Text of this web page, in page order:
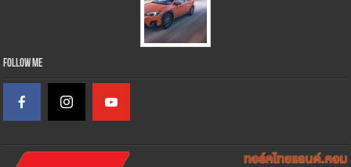
Follow Me